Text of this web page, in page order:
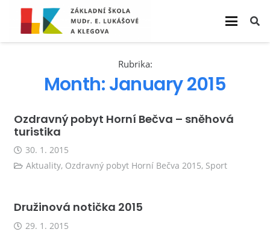
Rubrika:
Month:January 2015
Ozdravný pobyt Horní Bečva – sněhová
turistika
30. 1. 2015
Aktuality, Ozdravný pobyt Horní Bečva 2015, Sport
Družinová notička 2015
29. 1. 2015